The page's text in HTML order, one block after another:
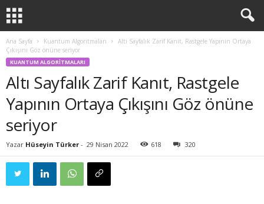
Ana Sayfa Kuantum Algoritmaları
Altı Sayfalık Zarif Kanıt, Rastgele Yapının Ortaya
Çıkışını Göz önüne seriyor
KUANTUM ALGORITMALARI
Altı Sayfalık Zarif Kanıt, Rastgele
Yapının Ortaya Çıkışını Göz önüne
seriyor
Yazar Hüseyin Türker - 29 Nisan 2022 618 320